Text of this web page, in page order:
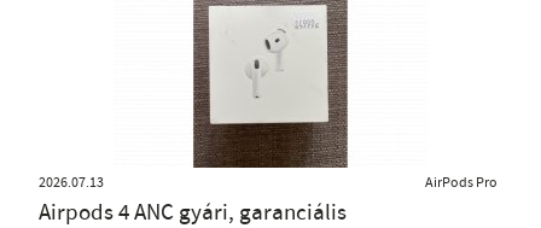
2026.07.13 AirPods Pro
Airpods 4 ANC gyári, garanciális